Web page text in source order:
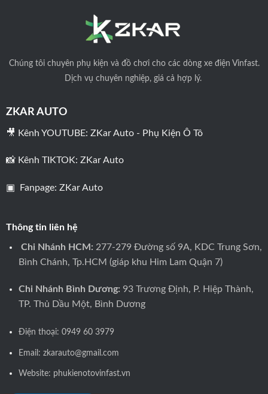
Chúng tôichuyên phụ kiện và đồ chơi cho các dòng xe điện Vinfast.
Dịch vụ chuyên nghiệp, giá cả hợp lý.
ZKAR AUTO
🎥 Kênh YOUTUBE: ZKar Auto - Phụ Kiện Ô Tô
📸 Kênh TIKTOK: ZKar Auto
▣ Fanpage: ZKar Auto
Thông tin liên hệ
Chi Nhánh HCM: 277-279 Đường số 9A, KDC Trung Sơn,
Bình Chánh, Tp.HCM (giáp khu Him Lam Quận 7)
Chi Nhánh Bình Dương: 93 Trương Định, P. Hiệp Thành,
TP. Thủ Dầu Một, Bình Dương
Điện thoại: 0949 60 3979
Email: zkarauto@gmail.com
Website: phukienotovinfast.vn